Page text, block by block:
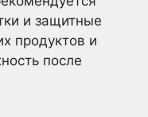
и защитные
продуктов и
после